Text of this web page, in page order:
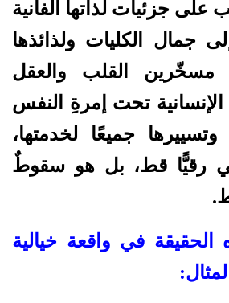
على جزئيات لذاتها الفانية
جمال الكليات ولذائذها
مسخّرين القلب والعقل
تحت إمرةِ النفس
وتسييرها جميعًا لخدمتها،
رقيًّا قط، بل هو سقوطٌ
في واقعة خيالية